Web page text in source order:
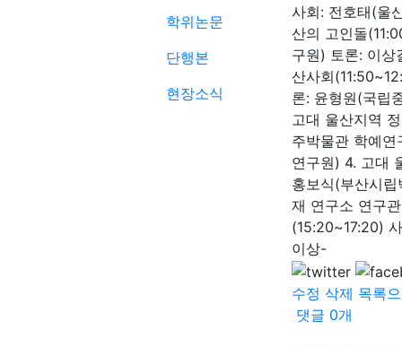
학위논문
단행본
현장소식
사회: 전호태(울
산의 고인돌
구원) 토론: 이
산사회
론: 윤형원(국립
고대 울산지역
주박물관 학예
연구원) 4. 고대
홍보식(부산시
재 연구소 연구
(15:20~17:20)
이상-
수정 삭제 목록
댓글 0개